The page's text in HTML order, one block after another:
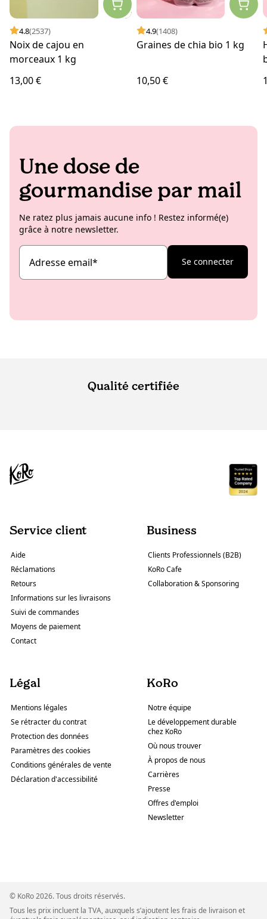
4.8(2537)
Noix de cajou en
morceaux 1 kg
13,00 €
4.9(1408)
Graines de chia bio 1 kg
10,50 €
Une dose de
gourmandise par mail
Ne ratez plus jamais aucune info ! Restez informé(e)
grâce à notre newsletter.
Adresse email* Se connecter
Qualité certifiée
Service client
Aide
Réclamations
Retours
Informations sur les livraisons
Suivi de commandes
Moyens de paiement
Contact
Business
Clients Professionnels (B2B)
KoRo Cafe
Collaboration & Sponsoring
Légal
Mentions légales
Se rétracter du contrat
Protection des données
Paramètres des cookies
Conditions générales de vente
Déclaration d'accessibilité
KoRo
Notre équipe
Le développement durable
chez KoRo
Où nous trouver
À propos de nous
Carrières
Presse
Offres d'emploi
Newsletter
© KoRo 2026. Tous droits réservés.
Tous les prix incluent la TVA, auxquels s’ajoutent les frais de livraison et